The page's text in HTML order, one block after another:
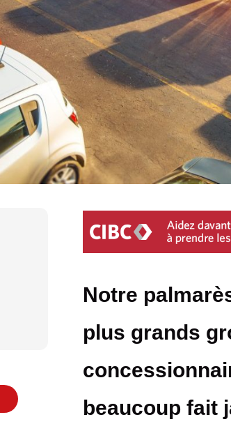
Notre
plus grands
beaucoup fait